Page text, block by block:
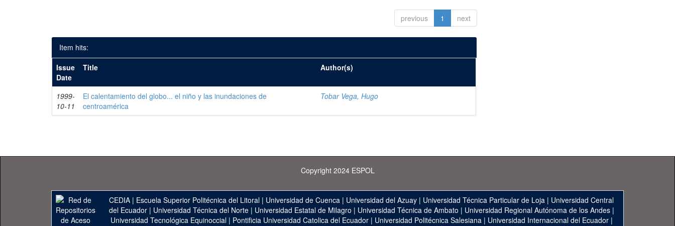
previous 1 next
Item hits:
Issue
Date
Title Author(s)
1999-
10-11
El calentamiento del globo... el niño y las inundaciones de
centroamérica
Tobar Vega, Hugo
Copyright 2024 ESPOL
CEDIA | Escuela Superior Politécnica del Litoral | Universidad de Cuenca | Universidad del Azuay | Universidad Técnica Particular de Loja | Universidad Central
del Ecuador| Universidad Técnica del Norte| Universidad Estatal de Milagro | Universidad Técnica de Ambato | Universidad Regional Autónoma de los Andes|
Universidad Tecnológica Equinoccial| Pontificia Universidad Catolica del Ecuador| Universidad Politécnica Salesiana| Universidad Internacional del Ecuador|